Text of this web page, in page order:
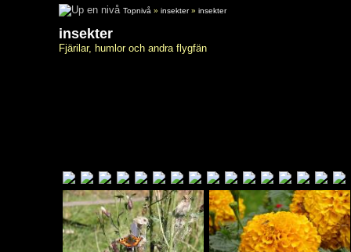
Topnivå » insekter» insekter
insekter
Fjärilar, humlor och andra flygfän